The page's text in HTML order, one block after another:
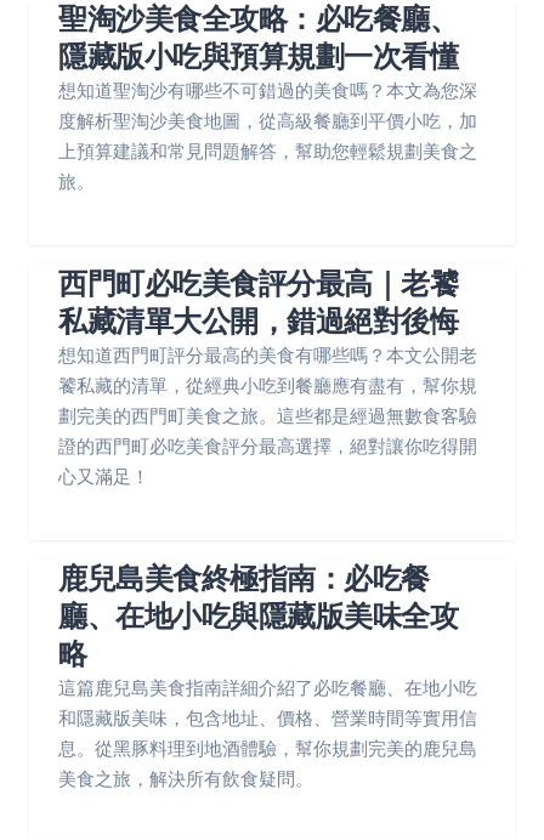
聖淘沙美食全攻略：必吃餐廳、
隱藏版小吃與預算規劃一次看懂
想知道聖淘沙有哪些不可錯過的美食嗎？本文為您深
度解析聖淘沙美食地圖，從高級餐廳到平價小吃，加
上預算建議和常見問題解答，幫助您輕鬆規劃美食之
旅。
西門町必吃美食評分最高｜老饕
私藏清單大公開，錯過絕對後悔
想知道西門町評分最高的美食有哪些嗎？本文公開老
饕私藏的清單，從經典小吃到餐廳應有盡有，幫你規
劃完美的西門町美食之旅。這些都是經過無數食客驗
證的西門町必吃美食評分最高選擇，絕對讓你吃得開
心又滿足！
鹿兒島美食終極指南：必吃餐
廳、在地小吃與隱藏版美味全攻
略
這篇鹿兒島美食指南詳細介紹了必吃餐廳、在地小吃
和隱藏版美味，包含地址、價格、營業時間等實用信
息。從黑豚料理到地酒體驗，幫你規劃完美的鹿兒島
美食之旅，解決所有飲食疑問。